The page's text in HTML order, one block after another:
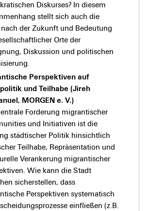
Diskurses? In diesem
stellt sich auch die
nach der Zukunft und Bedeutung
Orte der
Diskussion und politischen
Perspektiven auf
und Teilhabe (Jireh
MORGEN e. V.)
Forderung migrantischer
und Initiativen ist die
städtischer Politik hinsichtlich
Teilhabe, Repräsentation und
Verankerung migrantischer
Wie kann die Stadt
sicherstellen, dass
Perspektiven systematisch
einfließen (z.B.